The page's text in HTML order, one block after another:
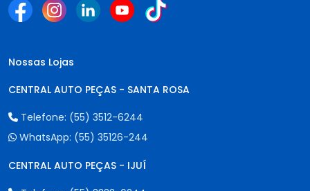
Nossas Lojas
CENTRAL AUTO PEÇAS - SANTA ROSA
Telefone: (55) 3512-6244
WhatsApp: (55) 35126-244
CENTRAL AUTO PEÇAS - IJUÍ